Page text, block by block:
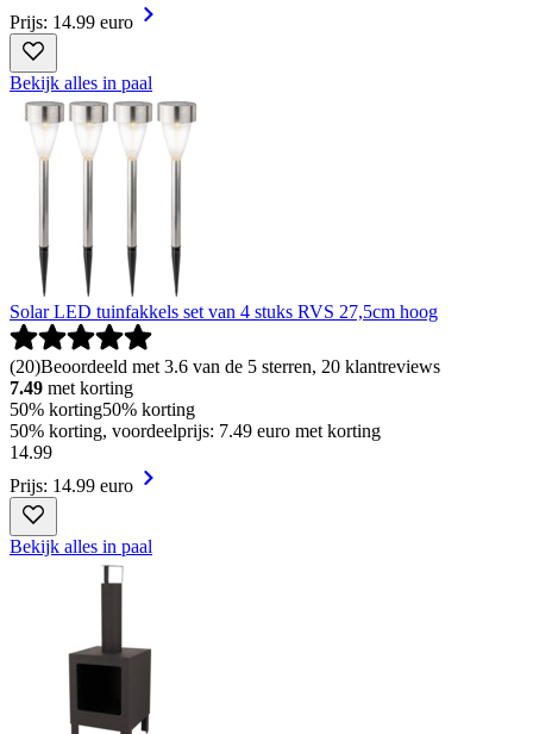
Prijs: 14.99 euro
Bekijk alles in paal
Solar LED tuinfakkels set van 4 stuks RVS 27,5cm hoog
(20)Beoordeeld met 3.6 van de 5 sterren, 20 klantreviews
7.49 met korting
50% korting50% korting
50% korting, voordeelprijs: 7.49 euro met korting
14.99
Prijs: 14.99 euro
Bekijk alles in paal